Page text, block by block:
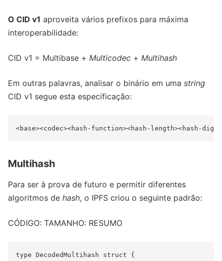
O CID v1 aproveita vários prefixos para máxima
interoperabilidade:
CID v1 = Multibase + Multicodec + Multihash
Em outras palavras, analisar o binário em uma string
CID v1 segue esta especificação:
Multihash
Para ser à prova de futuro e permitir diferentes
algoritmos de hash, o IPFS criou o seguinte padrão:
CÓDIGO: TAMANHO: RESUMO
type DecodedMultihash struct {